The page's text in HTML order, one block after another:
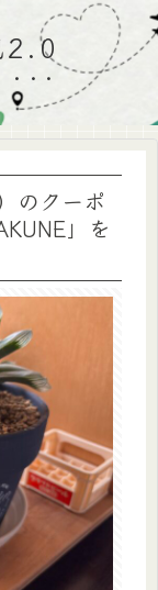
2.0
のクーポ
」を